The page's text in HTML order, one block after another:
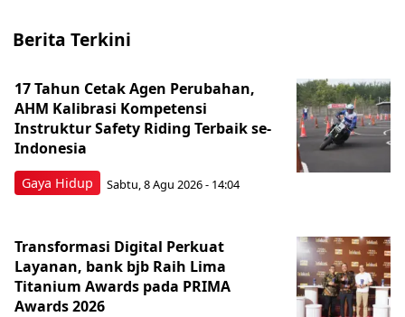
Berita Terkini
Gaya Hidup
17 Tahun Cetak Agen Perubahan,
AHM Kalibrasi Kompetensi
Instruktur Safety Riding Terbaik se-
Indonesia
Sabtu, 8 Agu 2026 - 14:04
Transformasi Digital Perkuat
Layanan, bank bjb Raih Lima
Titanium Awards pada PRIMA
Awards 2026